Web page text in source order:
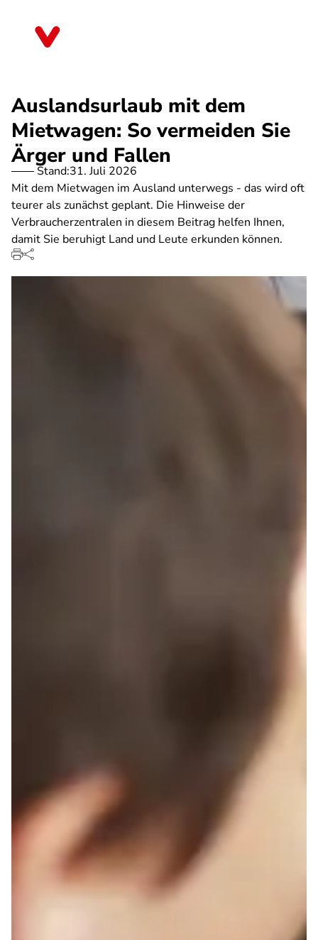
Auslandsurlaub mit dem
Mietwagen: So vermeiden Sie
Ärger und Fallen
Stand:31. Juli 2026
Mit dem Mietwagen im Ausland unterwegs - das wird oft
teurer als zunächst geplant. Die Hinweise der
Verbraucherzentralen in diesem Beitrag helfen Ihnen,
damit Sie beruhigt Land und Leute erkunden können.